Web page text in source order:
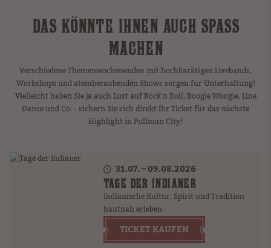
DAS KÖNNTE IHNEN AUCH SPASS M
ACHEN
Verschiedene Themenwochenenden mit hochkarätigen Livebands,
Workshops und atemberaubenden Shows sorgen für Unterhaltung!
Vielleicht haben Sie ja auch Lust auf Rock`n Roll, Boogie Woogie, Line
Dance und Co. - sichern Sie sich direkt Ihr Ticket für das nächste
Highlight in Pullman City!
31.07. – 09.08.2026
TAGE DER INDIANER
Indianische Kultur, Spirit und Tradition
hautnah erleben
TICKET KAUFEN